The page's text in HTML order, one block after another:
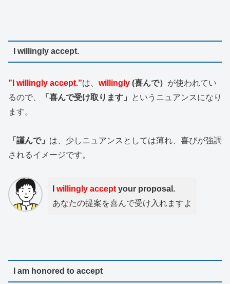
I willingly accept.
”I willingly accept.”は、 willingly (喜んで） が使われてい
るので、
「喜んで受け取ります」
というニュアンスになり
ます。
「謹んで」 は、少しニュアンスとしては薄れ、喜びが強調
されるイメージです。
willingly acceptyour proposal.
あなたの提案を喜んで受け入れますよ
I am honored to accept